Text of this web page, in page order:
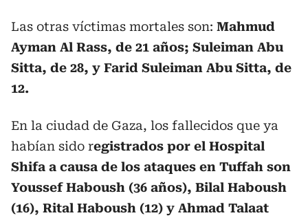
Las otras víctimas mortales son: Mahmud
Ayman Al Rass, de 21 años; Suleiman Abu
Sitta, de 28, y Farid Suleiman Abu Sitta, de
12.
En la ciudad de Gaza, los fallecidos que ya
habían sido registrados por el Hospital
Shifa a causa de los ataques en Tuffah son
Youssef Haboush (36 años), Bilal Haboush
(16), Rital Haboush (12) y Ahmad Talaat